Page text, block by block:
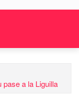
a la Liguilla